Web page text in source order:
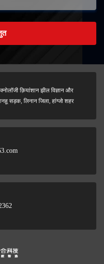
क़ियांशान झील विज्ञान और
सड़क, लिनान जिला, हांग्जो शहर